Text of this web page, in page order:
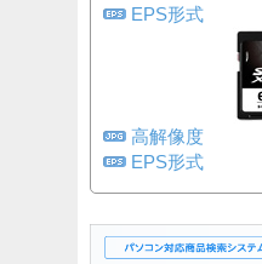
EPS形式
高解像度
EPS形式